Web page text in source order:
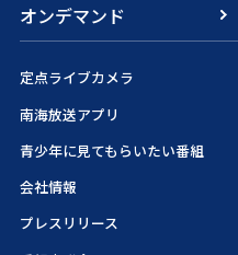
オンデマンド
定点ライブカメラ
南海放送アプリ
青少年に見てもらいたい番組
会社情報
プレスリリース